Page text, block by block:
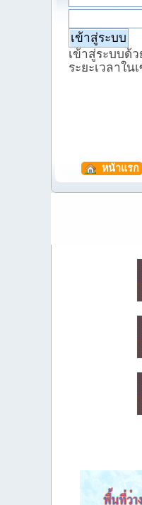
เข้าสู่ระบบด้
ระยะเวลาใน
หน้าแรก